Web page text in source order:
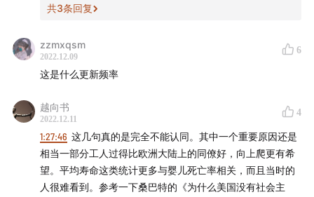
节目制作 hualun
- 本节目由JustPod出品 © 2022 上海斛律网络科技有限
公司 -
共3条回复
zzmxqsm
2022.12.09
6
这是什么更新频率
越向书
2022.12.11
4
1:27:46 这几句真的是完全不能认同。其中一个重要原因还是
相当一部分工人过得比欧洲大陆上的同僚好，向上爬更有希
望。平均寿命这类统计更多与婴儿死亡率相关，而且当时的
人很难看到。参考一下桑巴特的《为什么美国没有社会主